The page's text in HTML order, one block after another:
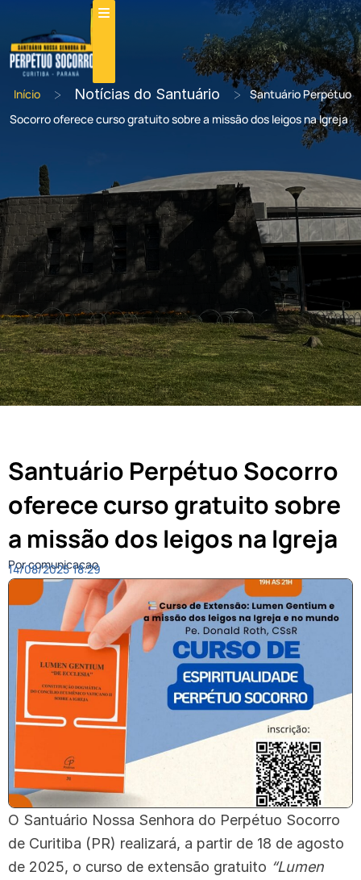
Início > Notícias do Santuário > Santuário Perpétuo
Socorro oferece curso gratuito sobre a missão dos leigos na Igreja
Santuário Perpétuo Socorro
oferece curso gratuito sobre
a missão dos leigos na Igreja
Por comunicacao
14/08/2025 18:29
O Santuário Nossa Senhora do Perpétuo Socorro
de Curitiba (PR) realizará, a partir de 18 de agosto
de 2025, o curso de extensão gratuito “Lumen